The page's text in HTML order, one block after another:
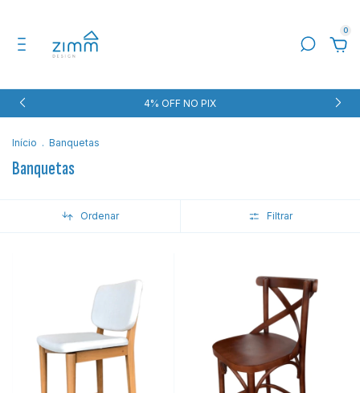
0
4% OFF NO PIX
Início . Banquetas
Banquetas
Ordenar Filtrar